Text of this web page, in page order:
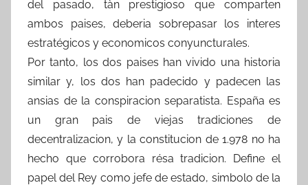
del pasado, tàn prestigioso que comparten
ambos paises, deberia sobrepasar los interes
estratégicos y economicos conyuncturales.
Por tanto, los dos paises han vivido una historia
similar y, los dos han padecido y padecen las
ansias de la conspiracion separatista. España es
un gran pais de viejas tradiciones de
decentralizacion, y la constitucion de 1.978 no ha
hecho que corrobora résa tradicion. Define el
papel del Rey como jefe de estado, simbolo de la